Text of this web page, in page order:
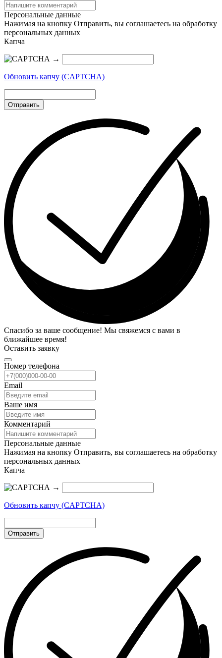
Персональные данные
Нажимая на кнопку Отправить, вы соглашаетесь на обработку
персональных данных
Капча
→
Обновить капчу (CAPTCHA)
Отправить
Спасибо за ваше сообщение! Мы свяжемся с вами в
ближайшее время!
Оставить заявку
Номер телефона
Email
Ваше имя
Комментарий
Персональные данные
Нажимая на кнопку Отправить, вы соглашаетесь на обработку
персональных данных
Капча
→
Обновить капчу (CAPTCHA)
Отправить